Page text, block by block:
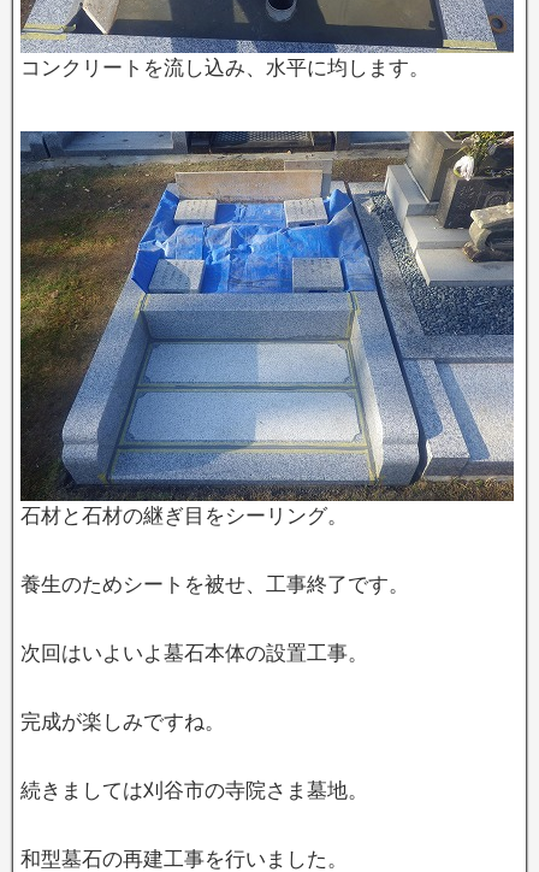
コンクリートを流し込み、水平に均します。
石材と石材の継ぎ目をシーリング。
養生のためシートを被せ、工事終了です。
次回はいよいよ墓石本体の設置工事。
完成が楽しみですね。
続きましては刈谷市の寺院さま墓地。
和型墓石の再建工事を行いました。